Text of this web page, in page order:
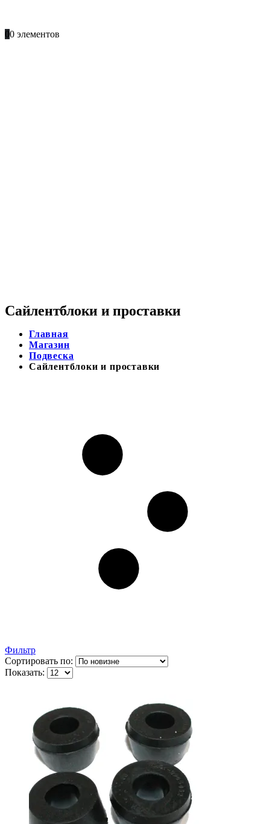
00 элементов
Сайлентблоки и проставки
Главная
Магазин
Подвеска
Сайлентблоки и проставки
Фильтр
Сортировать по:
Показать: